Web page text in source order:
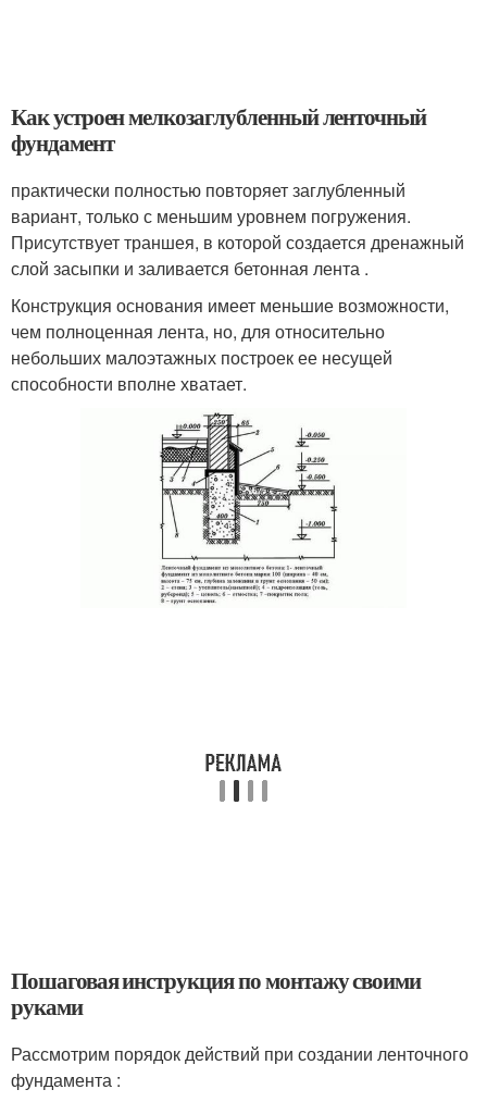
Как устроен мелкозаглубленный ленточный
фундамент
практически полностью повторяет заглубленный
вариант, только с меньшим уровнем погружения.
Присутствует траншея, в которой создается дренажный
слой засыпки и заливается бетонная лента .
Конструкция основания имеет меньшие возможности,
чем полноценная лента, но, для относительно
небольших малоэтажных построек ее несущей
способности вполне хватает.
Пошаговая инструкция по монтажу своими
руками
Рассмотрим порядок действий при создании ленточного
фундамента :